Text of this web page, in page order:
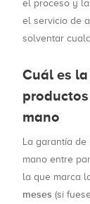
el proceso y
el servicio de
solventar
Cuál es
mano
La garantía
mano entre
la que marca
meses (si